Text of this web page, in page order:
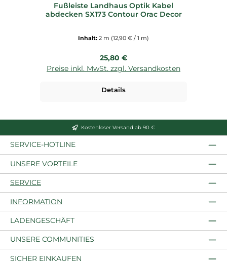
Fußleiste Landhaus Optik Kabel
abdecken SX173 Contour Orac Decor
Inhalt: 2 m (12,90 € / 1 m)
Regulärer Preis:
25,80 €
Preise inkl. MwSt. zzgl. Versandkosten
Details
Kostenloser Versand ab 90 €
SERVICE-HOTLINE
UNSERE VORTEILE
SERVICE
INFORMATION
LADENGESCHÄFT
UNSERE COMMUNITIES
SICHER EINKAUFEN